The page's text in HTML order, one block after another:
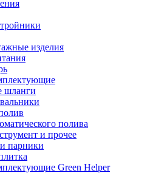
изделия
шланги
полива
и прочее
Green Helper